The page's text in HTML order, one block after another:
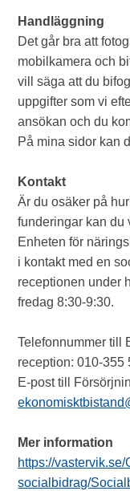
Handläggning
Det går bra att
mobilkamera och
vill säga att du
uppgifter som vi
ansökan och du
På mina sidor kan
Kontakt
Är du osäker på
funderingar kan du
Enheten för
i kontakt med en
receptionen under
fredag 8:30-9:30.
Telefonnummer till
reception: 010-355
E-post till
Mer information
https://
socialbidrag/